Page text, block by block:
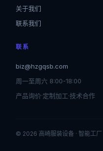
关于我们
联系我们
联系
biz@hzgqsb.com
周一至周六 8:00-18:00
产品询价·定制加工·技术合作
© 2026 高崎服装设备 · 智能工厂